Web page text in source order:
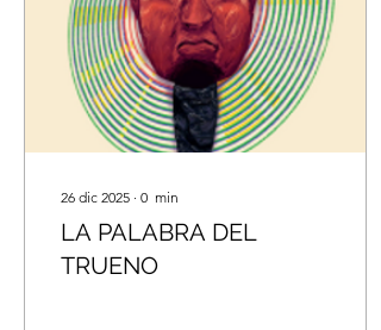
26 dic 2025 ∙ 0 min
LA PALABRA DEL
TRUENO